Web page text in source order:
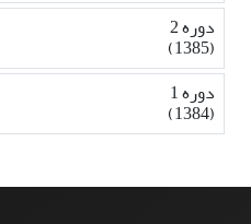
دوره 2
(1385)
دوره 1
(1384)